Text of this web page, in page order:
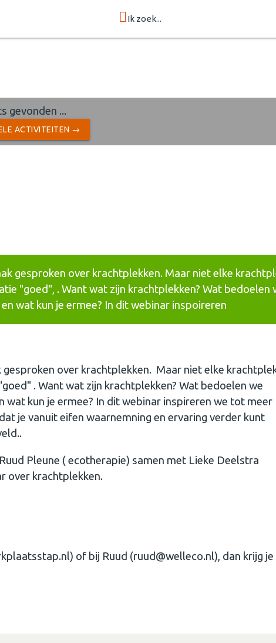
Ik zoek...
gevonden ...
ACTIVITEITEN →
gesproken over krachtplekken. Maar niet elke
"goed", . Want wat zijn krachtplekken? Wat bedoelen
wat kun je ermee? In dit webinar inspoireren
over krachtplekken. Maar niet elke
. Want wat zijn krachtplekken? Wat bedoelen we
wat kun je ermee? In dit webinar inspireren we tot meer
je vanuit eifen waarnemning en ervaring verder kunt
Pleune ( ecotherapie) samen met Lieke Deelstra
over krachtplekken.
of bij Ruud (ruud@welleco.nl), dan krijg je